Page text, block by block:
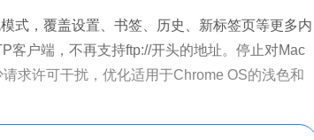
式，覆盖设置、书签、历史、新标签页等更多内
客户端，不再支持ftp://开头的地址。停止对Mac
求许可干扰，优化适用于Chrome OS的浅色和